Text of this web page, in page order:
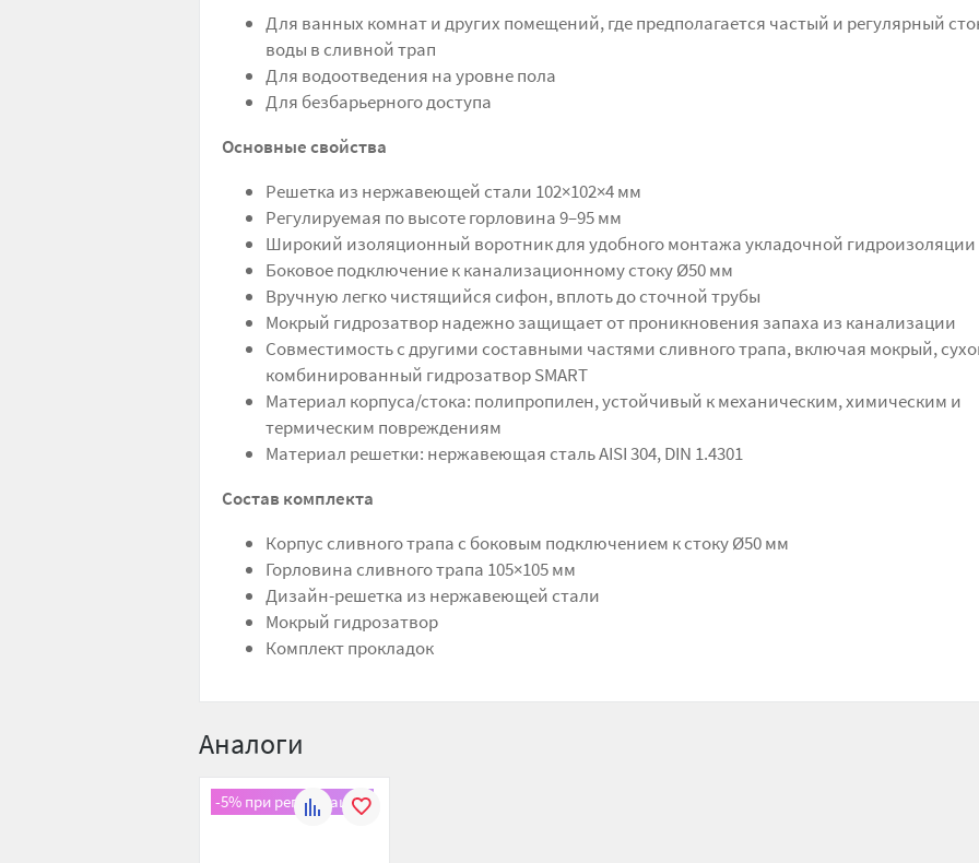
Для ванных комнат и других помещений, где предполагается частый и регулярный
воды в сливной трап
Для водоотведения на уровне пола
Для безбарьерного доступа
Основные свойства
Решетка из нержавеющей стали 102×102×4 мм
Регулируемая по высоте горловина 9–95 мм
Широкий изоляционный воротник для удобного монтажа укладочной гидроизоляции
Боковое подключение к канализационному стоку Ø50 мм
Вручную легко чистящийся сифон, вплоть до сточной трубы
Мокрый гидрозатвор надежно защищает от проникновения запаха из канализации
Совместимость с другими составными частями сливного трапа, включая мокрый,
комбинированный гидрозатвор SMART
Материал корпуса/стока: полипропилен, устойчивый к механическим, химическим и
термическим повреждениям
Материал решетки: нержавеющая сталь AISI 304, DIN 1.4301
Состав комплекта
Корпус сливного трапа с боковым подключением к стоку Ø50 мм
Горловина сливного трапа 105×105 мм
Дизайн-решетка из нержавеющей стали
Мокрый гидрозатвор
Комплект прокладок
Аналоги
-5% при регистрации!
В
К